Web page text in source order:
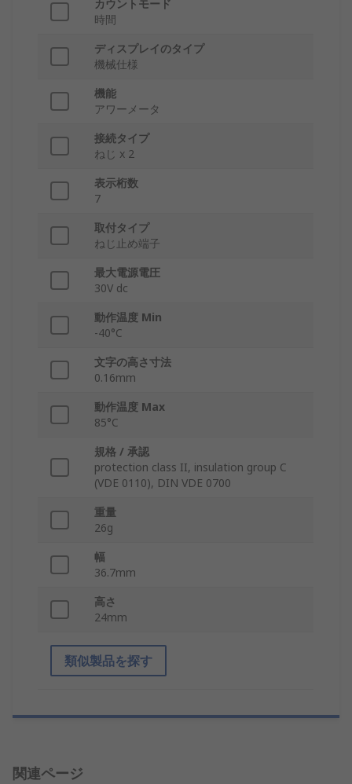
カウントモード
時間
ディスプレイのタイプ
機械仕様
機能
アワーメータ
接続タイプ
ねじ x 2
表示桁数
7
取付タイプ
ねじ止め端子
最大電源電圧
30V dc
動作温度 Min
-40°C
文字の高さ寸法
0.16mm
動作温度 Max
85°C
規格 / 承認
protection class II, insulation group C
(VDE 0110), DIN VDE 0700
重量
26g
幅
36.7mm
高さ
24mm
類似製品を探す
関連ページ